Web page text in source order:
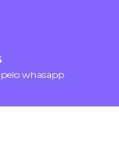
whasapp